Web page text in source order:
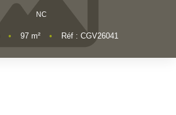
NOS AGENCES
Qui Sommes-Nous
Notre Équipe
NC
• 97m² • Réf : CGV26041